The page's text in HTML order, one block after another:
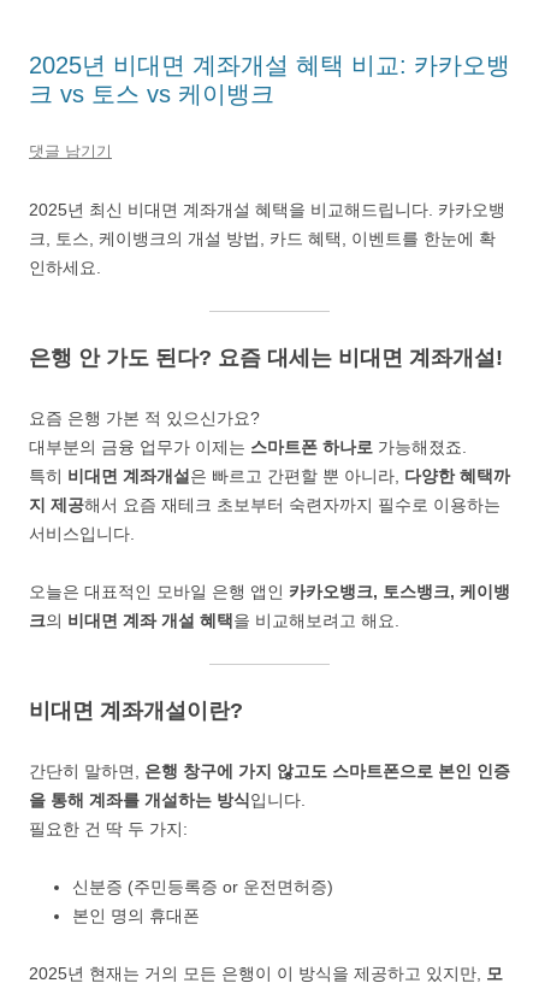
2025년 비대면 계좌개설 혜택 비교: 카카오뱅
크 vs 토스 vs 케이뱅크
댓글 남기기
2025년 최신 비대면 계좌개설 혜택을 비교해드립니다. 카카오뱅
크, 토스, 케이뱅크의 개설 방법, 카드 혜택, 이벤트를 한눈에 확
인하세요.
은행 안 가도 된다? 요즘 대세는 비대면 계좌개설!
요즘 은행 가본 적 있으신가요?
대부분의 금융 업무가 이제는 스마트폰 하나로 가능해졌죠.
특히 비대면 계좌개설 은 빠르고 간편할 뿐 아니라, 다양한 혜택까
지 제공해서 요즘 재테크 초보부터 숙련자까지 필수로 이용하는
서비스입니다.
오늘은 대표적인 모바일 은행 앱인 카카오뱅크, 토스뱅크, 케이뱅
크의 비대면 계좌 개설 혜택을 비교해보려고 해요.
비대면 계좌개설이란?
간단히 말하면, 은행 창구에 가지 않고도 스마트폰으로 본인 인증
을 통해 계좌를 개설하는 방식입니다.
필요한 건 딱 두 가지:
신분증 (주민등록증 or 운전면허증)
본인 명의 휴대폰
2025년 현재는 거의 모든 은행이 이 방식을 제공하고 있지만,
모